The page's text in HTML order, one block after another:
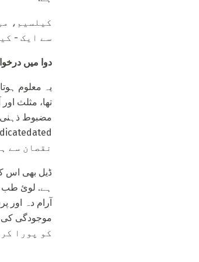
کیلسیم،
سے ایک -
دوا میں
یہ معلوم
تھا، مثلث
نقصان سے
ڈیل بھی اس
ہے. لوئ طب
آرام دہ اور
کو پورا